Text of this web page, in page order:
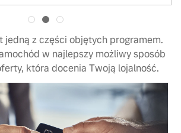
jedną z części objętych programem.
w najlepszy możliwy sposób
która docenia Twoją lojalność.